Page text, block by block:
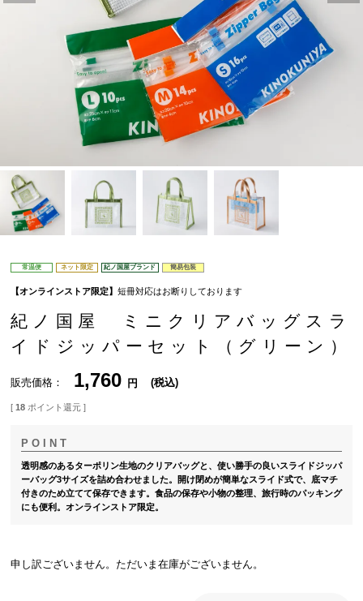
常温便 ネット限定 紀ノ国屋ブランド 簡易包装
【オンラインストア限定】 短冊対応はお断りしております
紀ノ国屋 ミニクリアバッグスラ
イドジッパーセット（グリーン）
販売価格 1,760 税込
[ 18 ポイント還元 ]
透明感のあるターポリン生地のクリアバッグと、使い勝手の良いスライドジッパ
ーバッグ3サイズを詰め合わせました。開け閉めが簡単なスライド式で、底マチ
付きのため立てて保存できます。食品の保存や小物の整理、旅行時のパッキング
にも便利。オンラインストア限定。
申し訳ございません。ただいま在庫がございません。